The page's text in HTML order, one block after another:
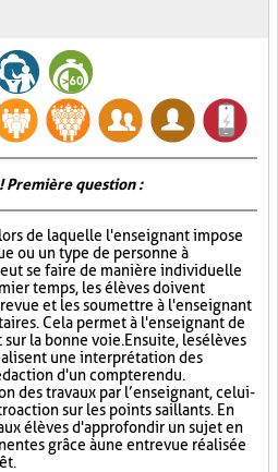
Première question :
de laquelle l'enseignant impose
ou un type de personne à
se faire de manière individuelle
temps, les élèves doivent
et les soumettre à l'enseignant
Cela permet à l'enseignant de
la bonne voie. Ensuite, les élèves
une interprétation des
d'un compte rendu.
des travaux par l’enseignant, celui-
sur les points saillants. En
élèves d'approfondir un sujet en
grâce à une entrevue réalisée